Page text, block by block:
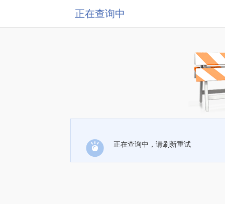
正在查询中
正在查询中，请刷新重试